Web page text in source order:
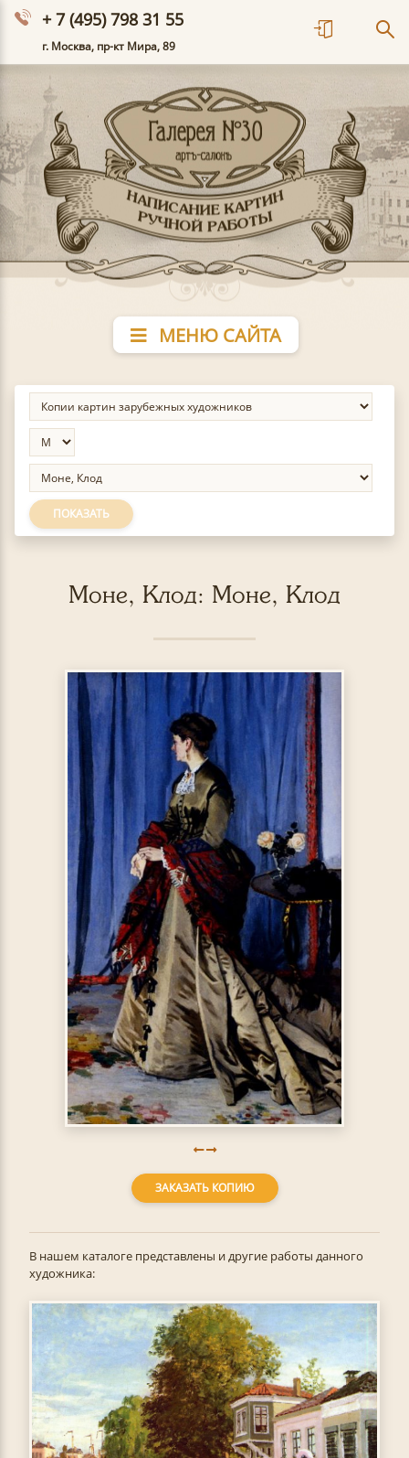
+ 7 (495) 798 31 55
г. Москва, пр-кт Мира, 89
МЕНЮ САЙТА
ПОКАЗАТЬ
Моне, Клод: Моне, Клод
ЗАКАЗАТЬ КОПИЮ
В нашем каталоге представлены и другие работы данного
художника: